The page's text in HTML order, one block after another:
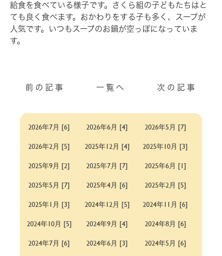
給食を食べている様子です。さくら組の子どもたちはと
ても良く食べます。おかわりをする子も多く、スープが
人気です。いつもスープのお鍋が空っぽになっていま
す。
前の記事 一覧へ 次の記事
2026年7月 [6] 2026年6月 [4]
2026年5月 [7]
2026年2月 [5]
2025年12月 [4]
2025年10月 [3]
2025年9月 [2]
2025年7月 [7]
2025年6月 [1]
2025年5月 [7]
2025年4月 [6]
2025年2月 [5]
2025年1月 [3]
2024年12月 [5]
2024年11月 [6]
2024年10月 [5]
2024年9月 [4]
2024年8月 [6]
2024年7月 [6]
2024年6月 [3]
2024年5月 [6]